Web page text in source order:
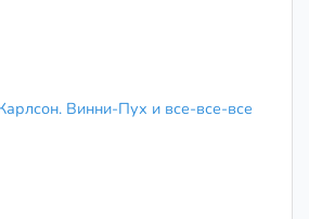
Винни-Пух и все-все-все